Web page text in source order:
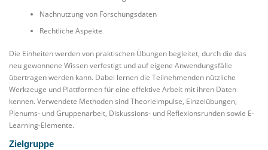
Nachnutzung von Forschungsdaten
Rechtliche Aspekte
Die Einheiten werden von praktischen Übungen begleitet, durch die das
neu gewonnene Wissen verfestigt und auf eigene Anwendungsfälle
übertragen werden kann. Dabei lernen die Teilnehmenden nützliche
Werkzeuge und Plattformen für eine effektive Arbeit mit ihren Daten
kennen. Verwendete Methoden sind Theorieimpulse, Einzelübungen,
Plenums- und Gruppenarbeit, Diskussions- und Reflexionsrunden sowie E-
Learning-Elemente.
Zielgruppe